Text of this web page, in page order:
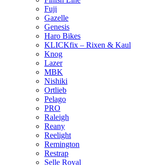
Fuji
Gazelle
Genesis
Haro Bikes
KLICKfix – Rixen & Kaul
Knog
Lazer
MBK
Nishiki
Ortlieb
Pelago
PRO
Raleigh
Reany
Reelight
Remington
Restrap
Selle Royal